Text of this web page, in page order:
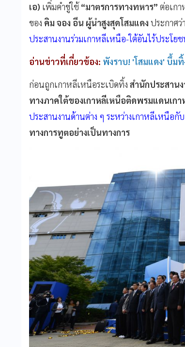
เอ) เพิ่มคำขู่ใช้ “มาตรการทางทหาร” ต่อเก
ของ คิม จอง อึน ผู้นำสูงสุดโสมแดง ประกาศว่า
ประสานงานร่วมเกาหลีเหนือ-ใต้อันไร้ประโย
อ่านข่าวที่เกี่ยวข้อง: พังราบ! 'โสมแดง' บึ้ม
ก่อนถูกเกาหลีเหนือระเบิดทิ้ง สำนักประสาน
ทางภาคใต้ของเกาหลีเหนือติดพรมแดนเกา
ประสานงานด้านต่าง ๆ ระหว่างเกาหลีเหนือกั
ทางการทูตอย่างเป็นทางการ